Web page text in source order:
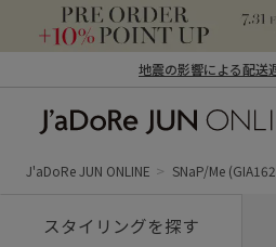
地震の影響による配送
ン オンライン）
J'aDoRe JUN ONLINE SNaP/Me
スタイリングを探す